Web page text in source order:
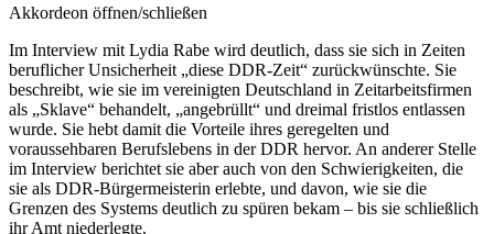
Akkordeon öffnen/schließen
Im Interview mit Lydia Rabe wird deutlich, dass sie sich in Zeiten
beruflicher Unsicherheit „diese DDR-Zeit“ zurückwünschte. Sie
beschreibt, wie sie im vereinigten Deutschland in Zeitarbeitsfirmen
als „Sklave“ behandelt, „angebrüllt“ und dreimal fristlos entlassen
wurde. Sie hebt damit die Vorteile ihres geregelten und
voraussehbaren Berufslebens in der DDR hervor. An anderer Stelle
im Interview berichtet sie aber auch von den Schwierigkeiten, die
sie als DDR-Bürgermeisterin erlebte, und davon, wie sie die
Grenzen des Systems deutlich zu spüren bekam – bis sie schließlich
ihr Amt niederlegte.